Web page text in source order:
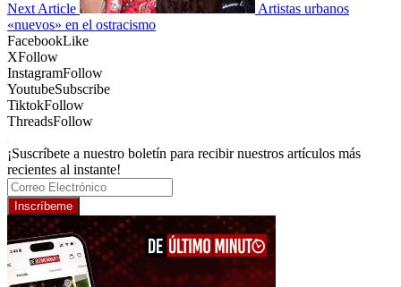
Next Article
Artistas urbanos
«nuevos» en el ostracismo
FacebookLike
XFollow
InstagramFollow
YoutubeSubscribe
TiktokFollow
ThreadsFollow
¡Suscríbete a nuestro boletín para recibir nuestros artículos más
recientes al instante!
Inscríbeme